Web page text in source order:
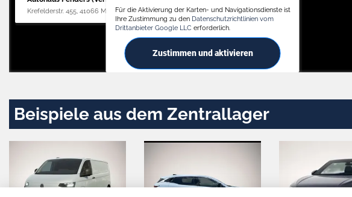
Krefelderstr. 455, 41066 MönchengladbachFür die Aktivierung der Karten- und Navigationsdienste ist
Ihre Zustimmung zu den Datenschutzrichtlinien vom
Drittanbieter Google LLC erforderlich.
Zustimmen und aktivieren
Beispiele aus dem Zentrallager